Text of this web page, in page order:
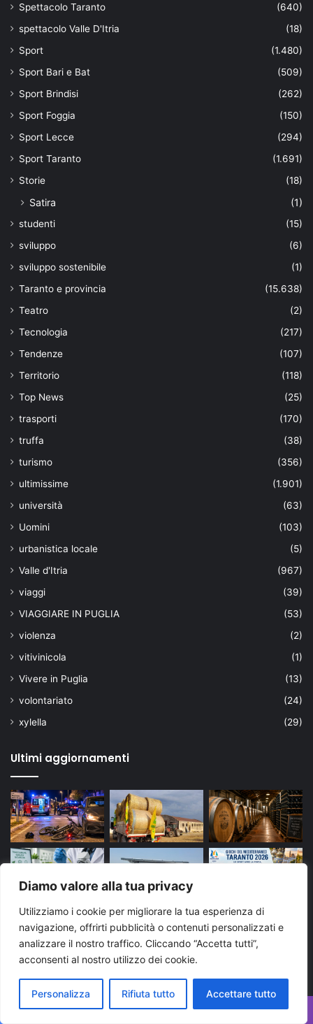
Diamo valore alla tua privacy
Utilizziamo i cookie per migliorare la tua esperienza di
navigazione, offrirti pubblicità o contenuti personalizzati e
analizzare il nostro traffico. Cliccando “Accetta tutti”,
acconsenti al nostro utilizzo dei cookie.
Personalizza Rifiuta tutto Accettare tutto
Spettacolo Taranto
(640)
spettacolo Valle D'Itria
(18)
Sport
(1.480)
Sport Bari e Bat
(509)
Sport Brindisi
(262)
Sport Foggia
(150)
Sport Lecce
(294)
Sport Taranto
(1.691)
Storie
(18)
Satira (1)
studenti
(15)
sviluppo
(6)
sviluppo sostenibile
(1)
Taranto e provincia
(15.638)
Teatro
(2)
Tecnologia
(217)
Tendenze
(107)
Territorio
(118)
Top News
(25)
trasporti
(170)
truffa
(38)
turismo
(356)
ultimissime
(1.901)
università
(63)
Uomini
(103)
urbanistica locale
(5)
Valle d'Itria
(967)
viaggi
(39)
VIAGGIARE IN PUGLIA
(53)
violenza
(2)
vitivinicola
(1)
Vivere in Puglia
(13)
volontariato
(24)
xylella
(29)
Ultimi aggiornamenti
Tags